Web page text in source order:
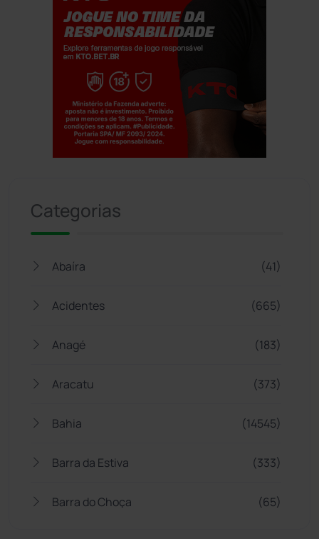
Categorias
Abaíra (41)
Acidentes (665)
Anagé (183)
Aracatu (373)
Bahia (14545)
Barra da Estiva (333)
Barra do Choça (65)